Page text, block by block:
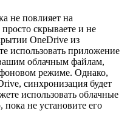
не повлияет на
скрываете и не
OneDrive из
использовать приложение
облачным файлам,
режиме. Однако,
синхронизация будет
использовать облачные
не установите его